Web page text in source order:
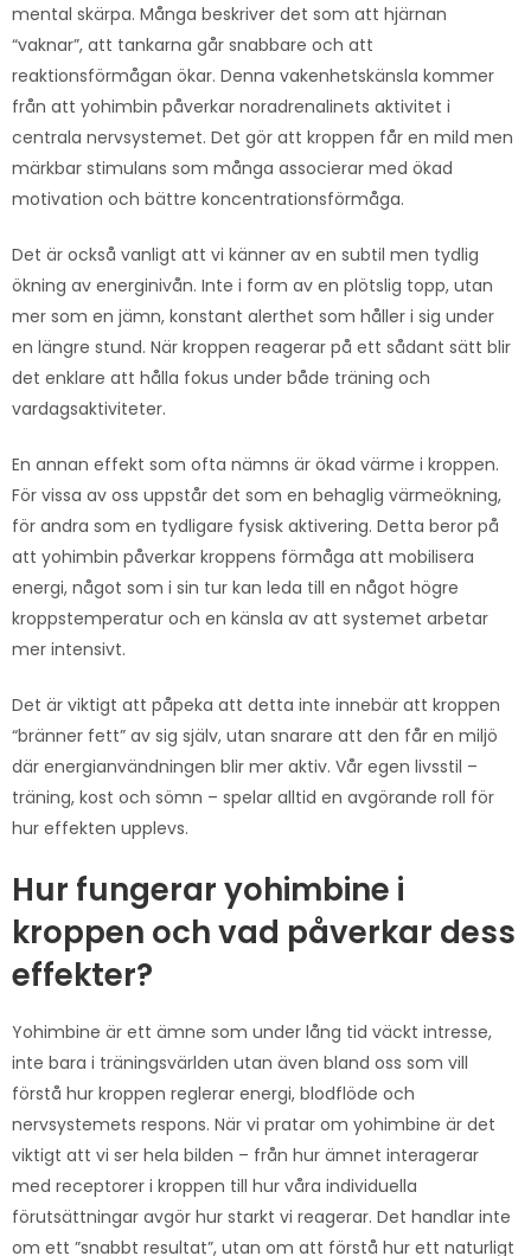
mental skärpa. Många beskriver det som att hjärnan
“vaknar”, att tankarna går snabbare och att
reaktionsförmågan ökar. Denna vakenhetskänsla kommer
från att yohimbin påverkar noradrenalinets aktivitet i
centrala nervsystemet. Det gör att kroppen får en mild men
märkbar stimulans som många associerar med ökad
motivation och bättre koncentrationsförmåga.
Det är också vanligt att vi känner av en subtil men tydlig
ökning av energinivån. Inte i form av en plötslig topp, utan
mer som en jämn, konstant alerthet som håller i sig under
en längre stund. När kroppen reagerar på ett sådant sätt blir
det enklare att hålla fokus under både träning och
vardagsaktiviteter.
En annan effekt som ofta nämns är ökad värme i kroppen.
För vissa av oss uppstår det som en behaglig värmeökning,
för andra som en tydligare fysisk aktivering. Detta beror på
att yohimbin påverkar kroppens förmåga att mobilisera
energi, något som i sin tur kan leda till en något högre
kroppstemperatur och en känsla av att systemet arbetar
mer intensivt.
Det är viktigt att påpeka att detta inte innebär att kroppen
“bränner fett” av sig själv, utan snarare att den får en miljö
där energianvändningen blir mer aktiv. Vår egen livsstil –
träning, kost och sömn – spelar alltid en avgörande roll för
hur effekten upplevs.
Hur fungerar yohimbine i
kroppen och vad påverkar dess
effekter?
Yohimbine är ett ämne som under lång tid väckt intresse,
inte bara i träningsvärlden utan även bland oss som vill
förstå hur kroppen reglerar energi, blodflöde och
nervsystemets respons. När vi pratar om yohimbine är det
viktigt att vi ser hela bilden – från hur ämnet interagerar
med receptorer i kroppen till hur våra individuella
förutsättningar avgör hur starkt vi reagerar. Det handlar inte
om ett ”snabbt resultat”, utan om att förstå hur ett naturligt